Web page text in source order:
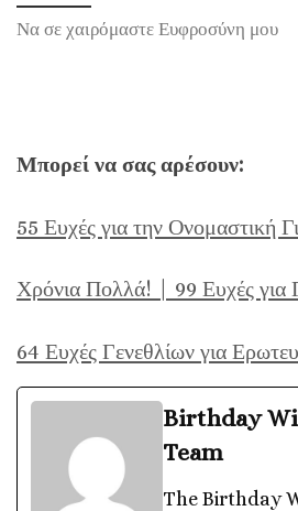
Να σε χαιρόμαστε Ευφροσύνη μου
Μπορεί να σας αρέσουν:
55 Ευχές για την Ονομαστική
Χρόνια Πολλά! | 99 Ευχές για
64 Ευχές Γενεθλίων για
Birthday
Team
The Birthday